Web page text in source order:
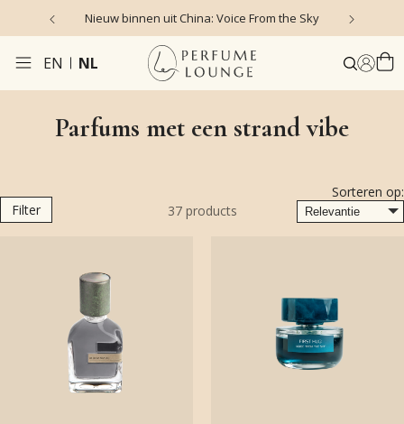
Nieuw binnen uit China: Voice From the Sky
EN NL
Parfums met een strand vibe
Filter 37 products
Sorteren op: